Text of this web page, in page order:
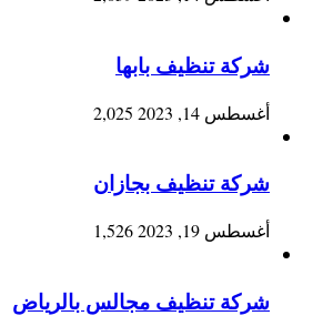
شركة تنظيف بابها
أغسطس 14, 2023 2,025
شركة تنظيف بجازان
أغسطس 19, 2023 1,526
شركة تنظيف مجالس بالرياض